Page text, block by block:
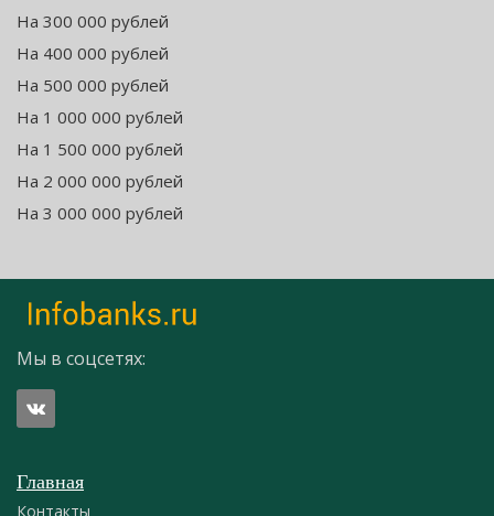
На 300 000 рублей
На 400 000 рублей
На 500 000 рублей
На 1 000 000 рублей
На 1 500 000 рублей
На 2 000 000 рублей
На 3 000 000 рублей
Мы в соцсетях:
Главная
Контакты